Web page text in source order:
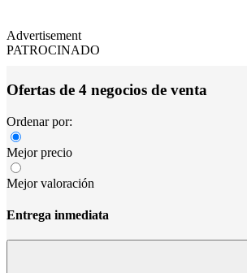
Advertisement
PATROCINADO
Ofertas de 4 negocios de venta
Ordenar por:
Mejor precio
Mejor valoración
Entrega inmediata